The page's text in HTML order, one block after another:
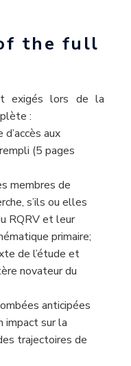
the full
exigés lors de la
:
aux
(5 pages
membres de
s’ils ou elles
RQRV et leur
primaire;
de l’étude et
novateur du
anticipées
impact sur la
trajectoires de